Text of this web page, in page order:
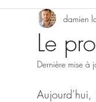
Le
damien
Dernière mise à